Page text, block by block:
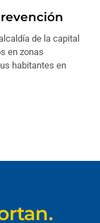
de la capital
en zonas
habitantes en